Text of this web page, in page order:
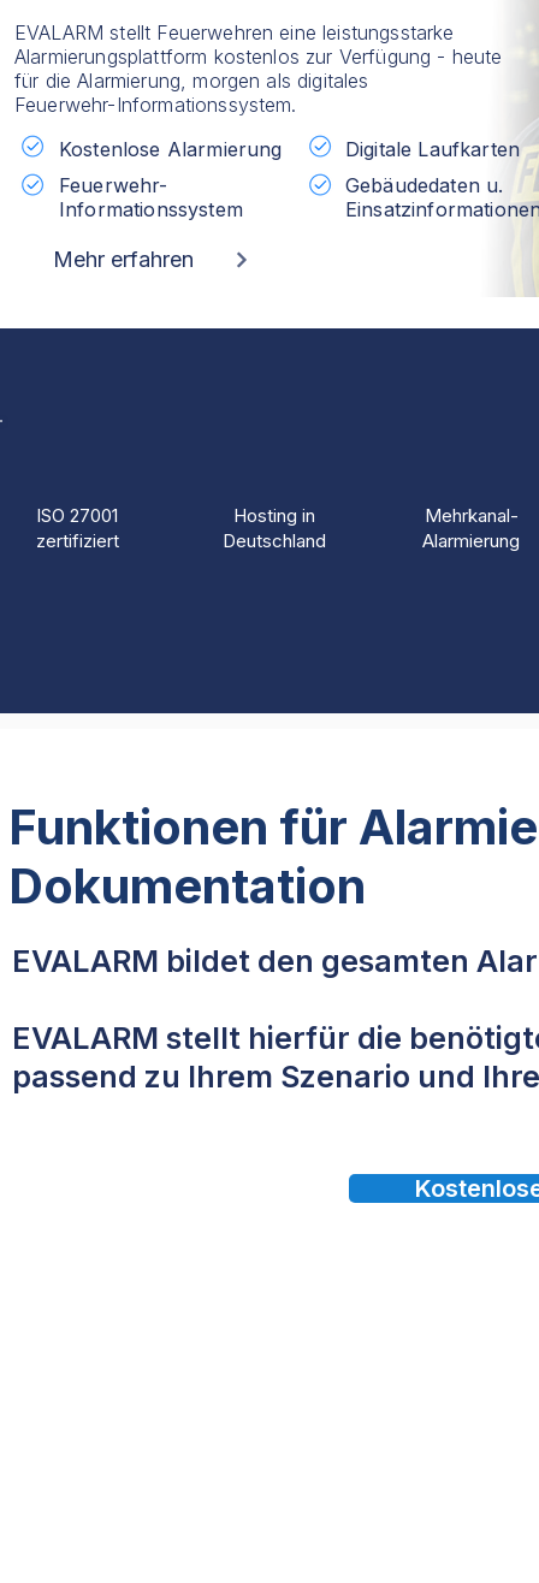
EVALARM stellt Feuerwehren eine leistungsstarke
Alarmierungsplattform kostenlos zur Verfügung - heute
für die Alarmierung, morgen als digitales
Feuerwehr-Informationssystem.
Digitale Laufkarten
Gebäudedaten u.
Kostenlose Alarmierung
Feuerwehr-
Informationssystem
Mehr erfahren
ISO 27001
zertifiziert
Hosting in
Deutschland
Mehrkanal-
Alarmierung
Funktionen für
Dokumentation
EVALARM bildet den gesamten
EVALARM stellt hierfür die
passend zu Ihrem Szenario und